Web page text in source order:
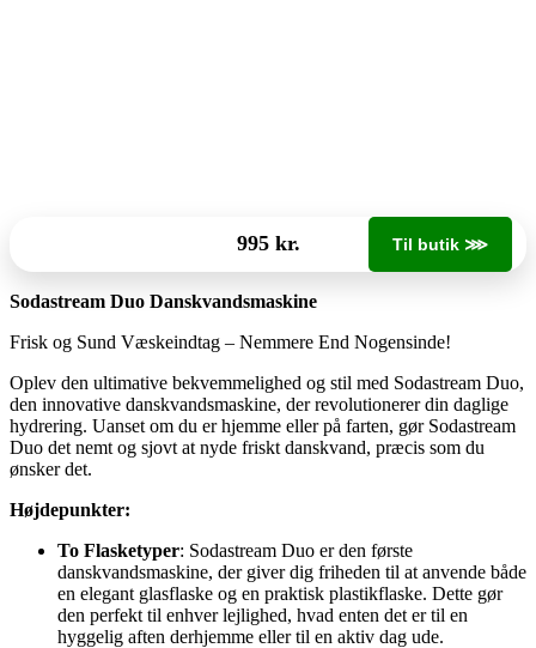
995 kr. Til butik ⋙
Sodastream Duo Danskvandsmaskine
Frisk og Sund Væskeindtag – Nemmere End Nogensinde!
Oplev den ultimative bekvemmelighed og stil med Sodastream Duo,
den innovative danskvandsmaskine, der revolutionerer din daglige
hydrering. Uanset om du er hjemme eller på farten, gør Sodastream
Duo det nemt og sjovt at nyde friskt danskvand, præcis som du
ønsker det.
Højdepunkter:
To Flasketyper: Sodastream Duo er den første
danskvandsmaskine, der giver dig friheden til at anvende både
en elegant glasflaske og en praktisk plastikflaske. Dette gør
den perfekt til enhver lejlighed, hvad enten det er til en
hyggelig aften derhjemme eller til en aktiv dag ude.